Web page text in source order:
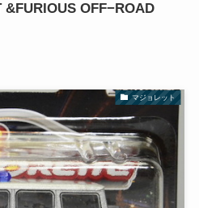
&FURIOUS OFF−ROAD
マジョレット